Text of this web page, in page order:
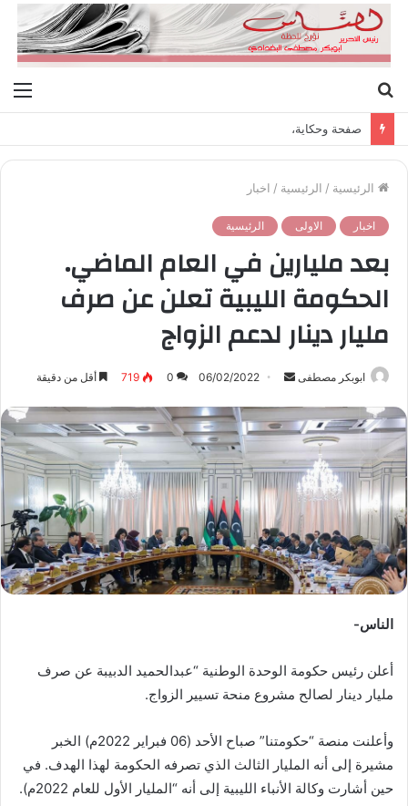
عن
صفحة وحكاية،
الرئيسية / الرئيسية / اخبار
اخبار الاولى الرئيسية
بعد مليارين في العام الماضي.
الحكومة الليبية تعلن عن صرف
مليار دينار لدعم الزواج
ابوبكر مصطفى
س
ب
ر
د
ا
إ
ل
ن
ا
06/02/2022
0
719 أقل من دقيقة
الناس-
أعلن رئيس حكومة الوحدة الوطنية “عبدالحميد الدبيبة عن صرف
مليار دينار لصالح مشروع منحة تسيير الزواج.
وأعلنت منصة “حكومتنا” صباح الأحد (06 فبراير 2022م) الخبر
مشيرة إلى أنه المليار الثالث الذي تصرفه الحكومة لهذا الهدف. في
حين أشارت وكالة الأنباء الليبية إلى أنه “المليار الأول للعام 2022م).